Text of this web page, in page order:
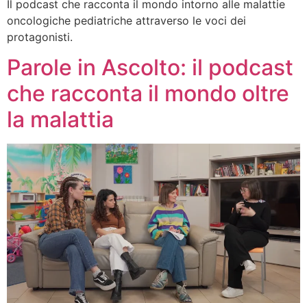
Il podcast che racconta il mondo intorno alle malattie
oncologiche pediatriche attraverso le voci dei
protagonisti.
Parole in Ascolto: il podcast
che racconta il mondo oltre
la malattia